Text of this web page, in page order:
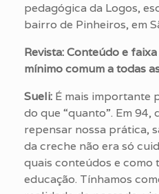
pedagógica da Logos,
bairro de Pinheiros, em
Revista: Conteúdo e
mínimo comum a todas
Sueli: É mais importante
do que “quanto”. Em 94,
repensar nossa prática,
da creche não era só
quais conteúdos e como
educação. Tínhamos